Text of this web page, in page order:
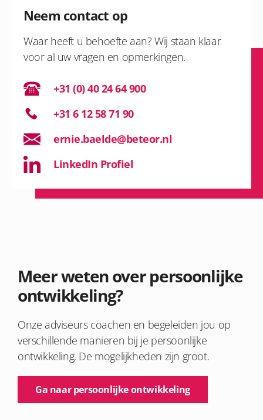
Neem contact op
Waar heeft u behoefte aan? Wij staan klaar
voor al uw vragen en opmerkingen.
+31 (0) 40 24 64 900
+31 6 12 58 71 90
ernie.baelde@beteor.nl
LinkedIn Profiel
Meer weten over persoonlijke
ontwikkeling?
Onze adviseurs coachen en begeleiden jou op
verschillende manieren bij je persoonlijke
ontwikkeling. De mogelijkheden zijn groot.
Ga naar persoonlijke ontwikkeling